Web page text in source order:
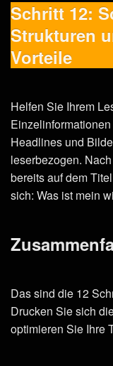
Schritt 12:
Strukturen
Vorteile
Helfen Sie Ihrem
Headlines und
leserbezogen.
bereits auf dem
sich: Was ist mein
Das sind die 12
Drucken Sie sich
optimieren Sie Ihre